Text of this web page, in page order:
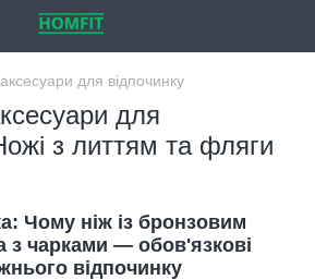
для відпочинку
для
з литтям та фляги
Чому ніж із бронзовим
з чарками — обов'язкові
відпочинку